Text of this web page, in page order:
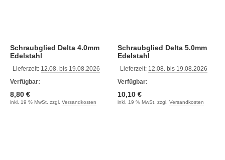
Schraubglied Delta 4.0mm
Edelstahl
Lieferzeit: 12.08. bis 19.08.2026
Verfügbar:
8,80 €
inkl. 19 % MwSt. zzgl. Versandkosten
Schraubglied Delta 5.0mm
Edelstahl
Lieferzeit: 12.08. bis 19.08.2026
Verfügbar:
10,10 €
inkl. 19 % MwSt. zzgl. Versandkosten